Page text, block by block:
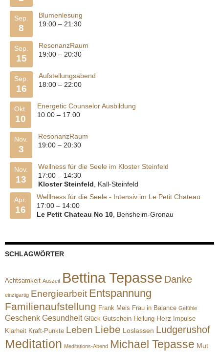
Sep.
8
Blumenlesung
19:00 – 21:30
Sep.
15
ResonanzRaum
19:00 – 20:30
Sep.
16
Aufstellungsabend
18:00 – 22:00
Okt.
10
Energetic Counselor Ausbildung
10:00 – 17:00
Nov.
3
ResonanzRaum
19:00 – 20:30
Nov.
13
Wellness für die Seele im Kloster Steinfeld
17:00 – 14:30
Kloster Steinfeld , Kall-Steinfeld
Apr.
16
Welllness für die Seele - Intensiv im Le Petit Chateau
17:00 – 14:00
Le Petit Chateau No 10 , Bensheim-Gronau
SCHLAGWÖRTER
Achtsamkeit Auszeit Bettina Tepasse Danke
einzigartig Energiearbeit Entspannung
Familienaufstellung Frank Meis Frau in Balance Gefühle
Geschenk Gesundheit Glück Gutschein Heilung Herz Impulse
Klarheit Kraft-Punkte Leben Liebe Loslassen Ludgerushof
Meditation Meditations-Abend Michael Tepasse Mut